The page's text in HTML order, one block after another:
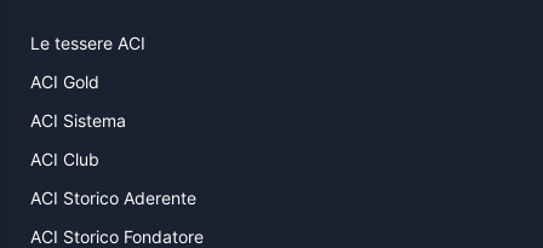
Le tessere ACI
ACI Gold
ACI Sistema
ACI Club
ACI Storico Aderente
ACI Storico Fondatore